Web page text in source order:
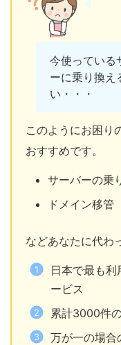
今使っている
ーに乗り換え
い・・・
このようにお困り
おすすめです。
サーバーの乗
ドメイン移管
などあなたに代わ
日本で最も
ービス
累計3000件
万が一の場合